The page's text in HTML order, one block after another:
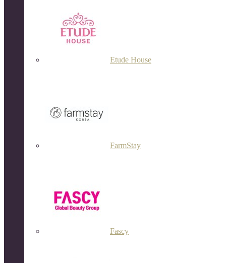
Etude House
FarmStay
Fascy